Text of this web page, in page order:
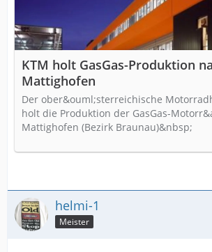
KTM holt GasGas-Produktion
Mattighofen
Der ober&ouml;sterreichische
holt die Produktion der GasGas-
Mattighofen (Bezirk Braunau)&nbsp;
helmi-1
Meister